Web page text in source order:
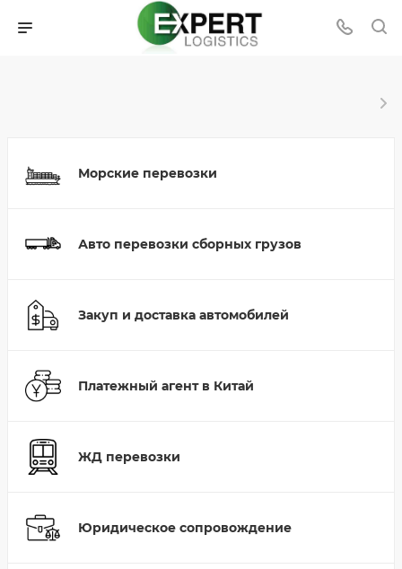
Морские перевозки
Авто перевозки сборных грузов
Закуп и доставка автомобилей
Платежный агент в Китай
ЖД перевозки
Юридическое сопровождение